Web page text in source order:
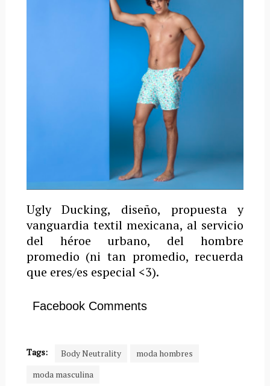
Ugly Ducking, diseño, propuesta y
vanguardia textil mexicana, al servicio
del héroe urbano, del hombre
promedio (ni tan promedio, recuerda
que eres/es especial <3).
Facebook Comments
Tags: Body Neutrality
moda hombres
moda masculina